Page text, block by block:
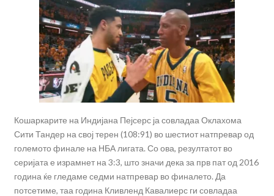
Кошаркарите на Индијана Пејсерс ја совладаа Оклахома
Сити Тандер на свој терен (108:91) во шестиот натпревар од
големото финале на НБА лигата. Со ова, резултатот во
серијата е израмнет на 3:3, што значи дека за прв пат од 2016
година ќе гледаме седми натпревар во финалето. Да
потсетиме, таа година Кливленд Кавалиерс ги совладаа